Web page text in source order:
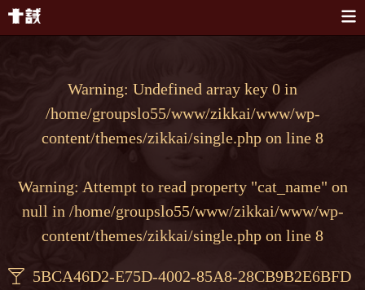
Warning: Undefined array key 0 in
/home/groupslo55/www/zikkai/www/wp-
content/themes/zikkai/single.php on line 8
Warning: Attempt to read property "cat_name" on
null in /home/groupslo55/www/zikkai/www/wp-
content/themes/zikkai/single.php on line 8
5BCA46D2-E75D-4002-85A8-28CB9B2E6BFD